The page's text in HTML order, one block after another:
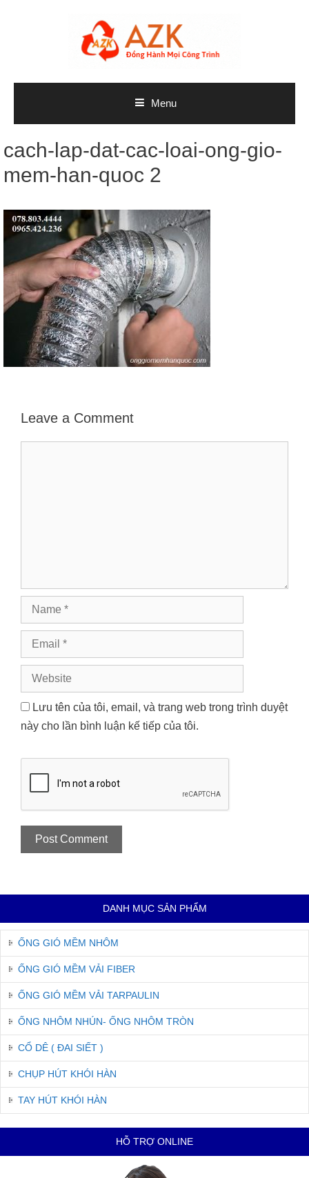
Menu
cach-lap-dat-cac-loai-ong-gio-
mem-han-quoc 2
Leave a Comment
Name
Email
Website
Lưu tên của tôi, email, và trang web trong trình duyệt
này cho lần bình luận kế tiếp của tôi.
DANH MỤC SẢN PHẨM
ỐNG GIÓ MỀM NHÔM
ỐNG GIÓ MỀM VẢI FIBER
ỐNG GIÓ MỀM VẢI TARPAULIN
ỐNG NHÔM NHÚN- ỐNG NHÔM TRÒN
CỔ DÊ ( ĐAI SIẾT )
CHỤP HÚT KHÓI HÀN
TAY HÚT KHÓI HÀN
HỖ TRỢ ONLINE